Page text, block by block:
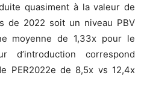
quasiment à la valeur de
de 2022 soit un niveau PBV
moyenne de 1,33x pour le
d’introduction correspond
PER2022e de 8,5x vs 12,4x